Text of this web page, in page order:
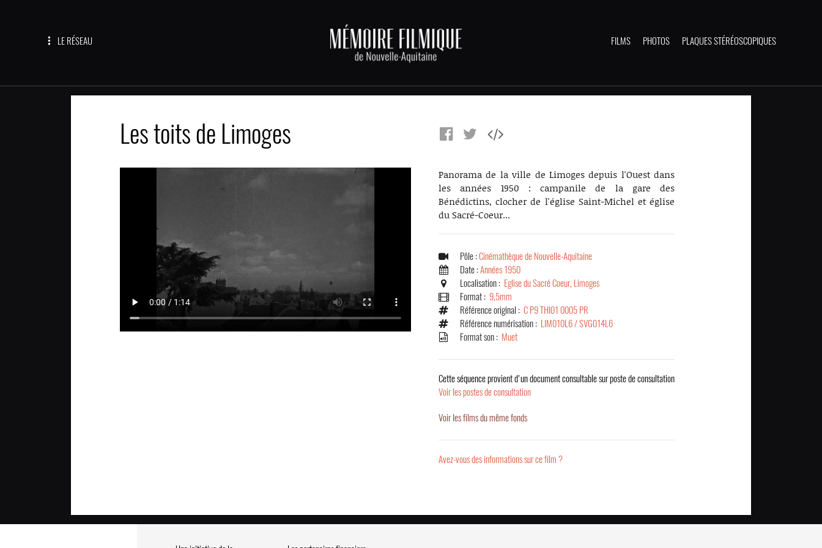
LE RÉSEAU FILMS PHOTOS PLAQUES STÉRÉOSCOPIQUES
Les toits de Limoges
Panorama de la ville de Limoges depuis l'Ouest dans
les années 1950 : campanile de la gare des
Bénédictins, clocher de l'église Saint-Michel et église
du Sacré-Coeur...
Pôle :Cinémathèque de Nouvelle-Aquitaine
Date :Années 1950
Localisation : Eglise du Sacré Coeur, Limoges
Format : 9,5mm
Référence original : C P9 THI01 0005 PR
Référence numérisation : LIM010L6 / SVG014L6
Format son : Muet
Cette séquence provient d'un document consultable sur poste de consultation
Voir les postes de consultation
Voir les films du même fonds
Avez-vous des informations sur ce film ?